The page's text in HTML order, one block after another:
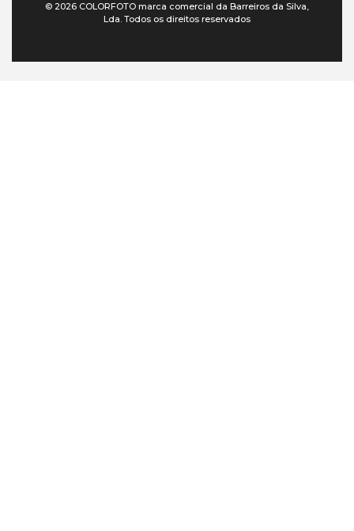
© 2026 COLORFOTO marca comercial da Barreiros da Silva,
Lda. Todos os direitos reservados